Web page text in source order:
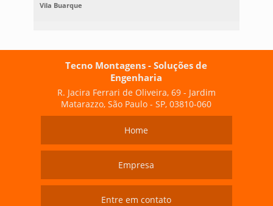
Vila Buarque
Tecno Montagens - Soluções de
Engenharia
R. Jacira Ferrari de Oliveira, 69 - Jardim
Matarazzo, São Paulo - SP, 03810-060
Home
Empresa
Entre em contato